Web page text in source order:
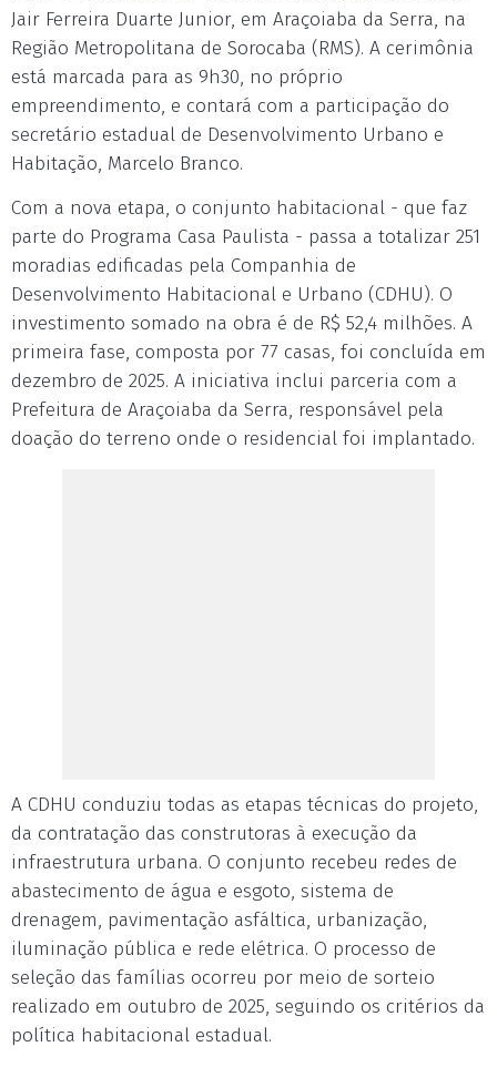
Jair Ferreira Duarte Junior, em Araçoiaba da Serra, na
Região Metropolitana de Sorocaba (RMS). A cerimônia
está marcada para as 9h30, no próprio
empreendimento, e contará com a participação do
secretário estadual de Desenvolvimento Urbano e
Habitação, Marcelo Branco.
Com a nova etapa, o conjunto habitacional - que faz
parte do Programa Casa Paulista - passa a totalizar 251
moradias edificadas pela Companhia de
Desenvolvimento Habitacional e Urbano (CDHU). O
investimento somado na obra é de R$ 52,4 milhões. A
primeira fase, composta por 77 casas, foi concluída em
dezembro de 2025. A iniciativa inclui parceria com a
Prefeitura de Araçoiaba da Serra, responsável pela
doação do terreno onde o residencial foi implantado.
A CDHU conduziu todas as etapas técnicas do projeto,
da contratação das construtoras à execução da
infraestrutura urbana. O conjunto recebeu redes de
abastecimento de água e esgoto, sistema de
drenagem, pavimentação asfáltica, urbanização,
iluminação pública e rede elétrica. O processo de
seleção das famílias ocorreu por meio de sorteio
realizado em outubro de 2025, seguindo os critérios da
política habitacional estadual.